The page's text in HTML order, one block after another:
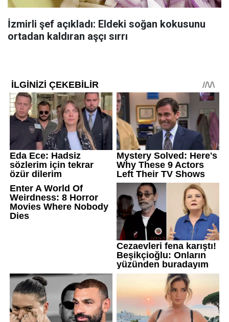
İzmirli şef açıkladı: Eldeki soğan kokusunu
ortadan kaldıran aşçı sırrı